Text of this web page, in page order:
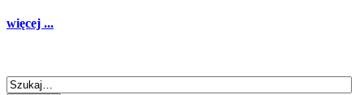
więcej ...